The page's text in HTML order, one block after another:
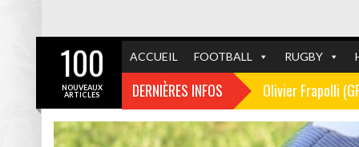
ACCUEIL FOOTBALL RUGBY
DERNIÈRES INFOS Olivier Frapolli
Christophe
100
NOUVEAUX
ARTICLES
GF38 FOOTBALL